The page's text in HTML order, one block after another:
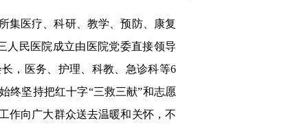
集医疗、科研、教学、预防、康复
人民医院成立由医院党委直接领导
，医务、护理、科教、急诊科等6
终坚持把红十字“三救三献”和志愿
作向广大群众送去温暖和关怀，不